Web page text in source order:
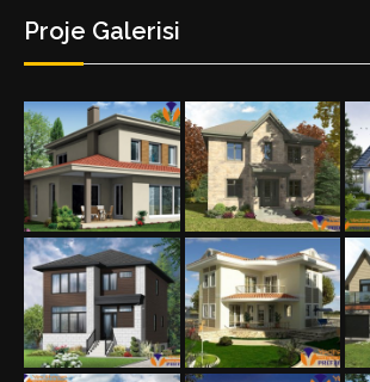
Proje Galerisi